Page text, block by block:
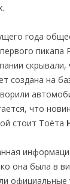
года
пикапа
создана на
что
стоит Тоёта
она была в